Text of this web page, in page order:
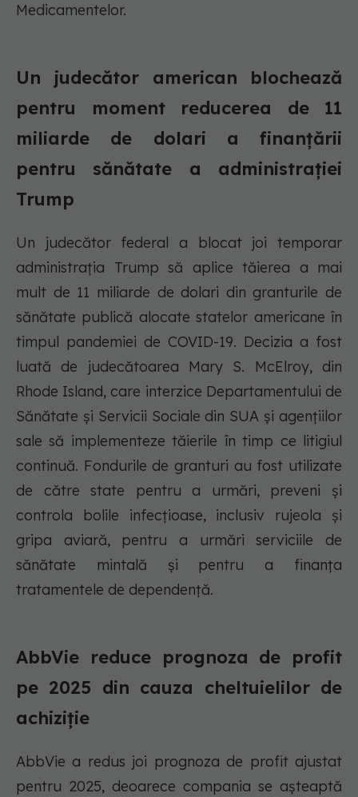
Medicamentelor.
Un judecător american blochează
pentru moment reducerea de 11
miliarde de dolari a finanțării
pentru sănătate a administrației
Trump
Un judecător federal a blocat joi temporar
administrația Trump să aplice tăierea a mai
mult de 11 miliarde de dolari din granturile de
sănătate publică alocate statelor americane în
timpul pandemiei de COVID-19. Decizia a fost
luată de judecătoarea Mary S. McElroy, din
Rhode Island, care interzice Departamentului de
Sănătate și Servicii Sociale din SUA și agențiilor
sale să implementeze tăierile în timp ce litigiul
continuă. Fondurile de granturi au fost utilizate
de către state pentru a urmări, preveni și
controla bolile infecțioase, inclusiv rujeola și
gripa aviară, pentru a urmări serviciile de
sănătate mintală și pentru a finanța
tratamentele de dependență.
AbbVie reduce prognoza de profit
pe 2025 din cauza cheltuielilor de
achiziție
AbbVie a redus joi prognoza de profit ajustat
pentru 2025, deoarece compania se așteaptă